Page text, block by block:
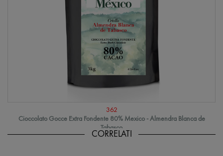
362
Cioccolato Gocce Extra Fondente 80% Mexico - Almendra Blanca de
Tabasco